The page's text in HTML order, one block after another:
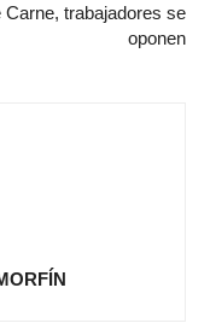
Carne, trabajadores se
oponen